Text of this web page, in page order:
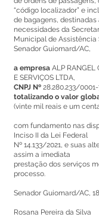
“código localizador” e
de bagagens, destinadas
necessidades da
Municipal de
Senador Guiomard/AC,
a empresa ALP RANGEL
E SERVIÇOS LTDA,
CNPJ Nº 28.280.233/0001-
totalizando o valor
(vinte mil reais e um
com fundamento nas
Inciso II da Lei Federal
Nº 14.133/2021, e suas
assim a imediata
prestação dos serviços
processo.
Senador Guiomard/AC,
Rosana Pereira da Silva